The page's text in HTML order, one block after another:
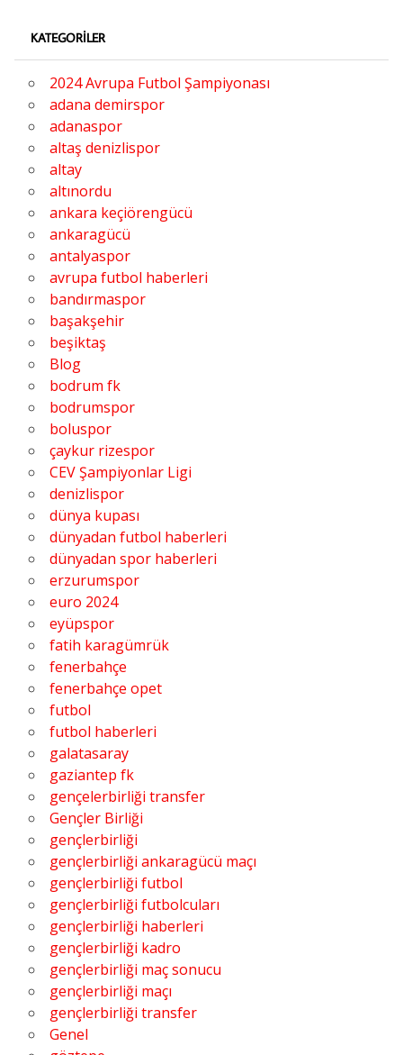
KATEGORILER
2024 Avrupa Futbol Şampiyonası
adana demirspor
adanaspor
altaş denizlispor
altay
altınordu
ankara keçiörengücü
ankaragücü
antalyaspor
avrupa futbol haberleri
bandırmaspor
başakşehir
beşiktaş
Blog
bodrum fk
bodrumspor
boluspor
çaykur rizespor
CEV Şampiyonlar Ligi
denizlispor
dünya kupası
dünyadan futbol haberleri
dünyadan spor haberleri
erzurumspor
euro 2024
eyüpspor
fatih karagümrük
fenerbahçe
fenerbahçe opet
futbol
futbol haberleri
galatasaray
gaziantep fk
gençelerbirliği transfer
Gençler Birliği
gençlerbirliği
gençlerbirliği ankaragücü maçı
gençlerbirliği futbol
gençlerbirliği futbolcuları
gençlerbirliği haberleri
gençlerbirliği kadro
gençlerbirliği maç sonucu
gençlerbirliği maçı
gençlerbirliği transfer
Genel